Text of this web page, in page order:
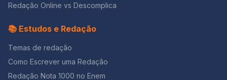
problemas vistos é a falta de medicamentos para
população, chegando a levar Eleanor ao suicídio. Em
outro episódio, June é forçada a passar meses na
mesma posição em um quarto de hospital, levando-a à
The Handmaid’s Tale traz é o da importância da unIão
contra regimes opressores. Ao longo das 3
Redação Online vs Descomplica
📚 Estudos e Redação
Temas de redação
Como Escrever uma Redação
Redação Nota 1000 no Enem